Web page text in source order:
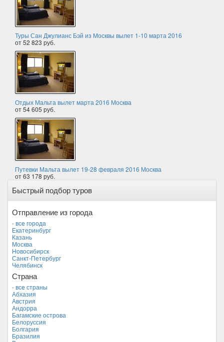
Туры Сан Джулианс Бэй из Москвы вылет 1-10 марта 2016
от 52 823 руб.
Отдых Мальта вылет марта 2016 Москва
от 54 605 руб.
Путевки Мальта вылет 19-28 февраля 2016 Москва
от 63 178 руб.
Быстрый подбор туров
Отправление из города
- все города
Екатеринбург
Казань
Москва
Новосибирск
Санкт-Петербург
Челябинск
Страна
- все страны
Абхазия
Австрия
Андорра
Багамские острова
Белоруссия
Болгария
Бразилия